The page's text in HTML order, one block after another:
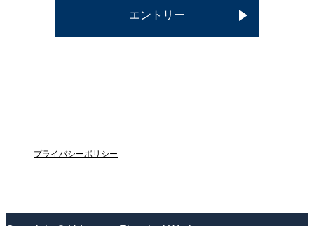
エントリー
プライバシーポリシー